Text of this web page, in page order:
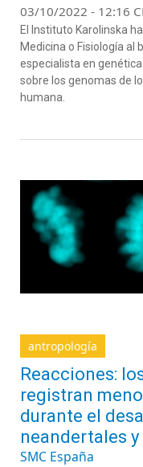
03/10/2022 - 12:16
El Instituto Karolinska
Medicina o Fisiología al
especialista en
sobre los genomas de
humana.
antropología
Reacciones:
registran
durante el
neandertales
SMC España